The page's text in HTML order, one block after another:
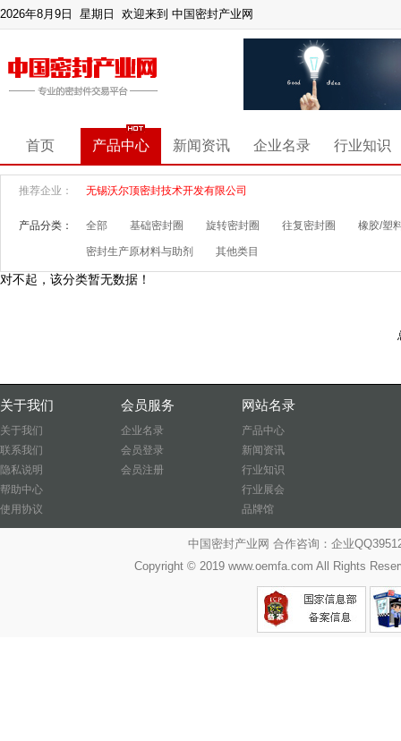
2026年8月9日 星期日 欢迎来到 中国密封产业网
首页 产品中心 新闻资讯 企业名录 行业知识
推荐企业： 无锡沃尔顶密封技术开发有限公司
产品分类： 全部 基础密封圈 旋转密封圈 往复密封圈 橡胶/塑
密封生产原材料与助剂 其他类目
对不起，该分类暂无数据！
关于我们
关于我们
联系我们
隐私说明
帮助中心
使用协议
会员服务
企业名录
会员登录
会员注册
网站名录
产品中心
新闻资讯
行业知识
行业展会
品牌馆
中国密封产业网 合作咨询：企业
Copyright © 2019 www.oemfa.com All Rights